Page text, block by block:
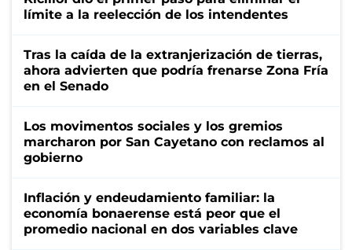
límite a la reelección de los intendentes
Tras la caída de la extranjerización de tierras,
ahora advierten que podría frenarse Zona Fría
en el Senado
Los movimentos sociales y los gremios
marcharon por San Cayetano con reclamos al
gobierno
Inflación y endeudamiento familiar: la
economía bonaerense está peor que el
promedio nacional en dos variables clave